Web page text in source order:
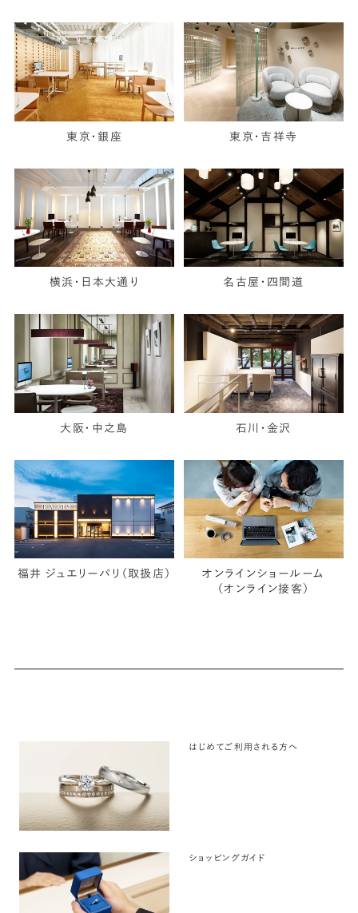
東京・銀座 東京・吉祥寺
横浜・日本大通り 名古屋・四間道
大阪・中之島 石川・金沢
福井 ジュエリーパリ（取扱店）
オンラインショールーム
（オンライン接客）
はじめてご利用される方へ
ショッピングガイド